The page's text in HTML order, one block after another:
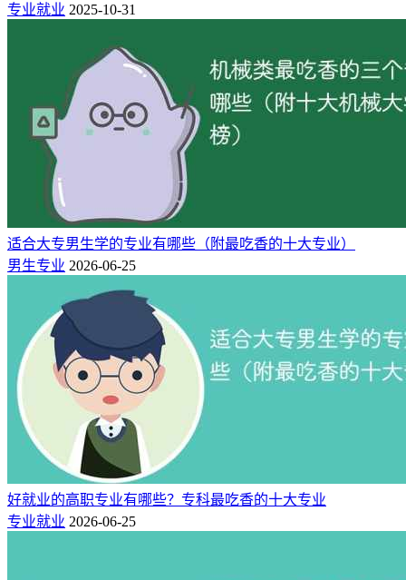
除了学习泡茶这门基本功，还要学习审评、营销、营销管理等
专业就业 2025-10-31
适合大专男生学的专业有哪些（附最吃香的十大专业）
男生专业 2026-06-25
好就业的高职专业有哪些？专科最吃香的十大专业
专业就业 2026-06-25